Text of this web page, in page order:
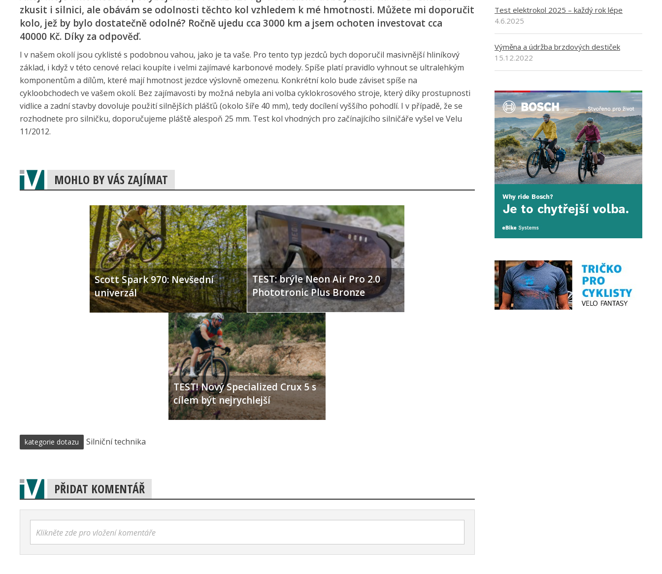
zkusit i silnici, ale obávám se odolnosti těchto kol vzhledem k mé hmotnosti. Můžete mi doporučit
kolo, jež by bylo dostatečně odolné? Ročně ujedu cca 3000 km a jsem ochoten investovat cca
40000 Kč. Díky za odpověď.
I v našem okolí jsou cyklisté s podobnou vahou, jako je ta vaše. Pro tento typ jezdců bych doporučil masivnější hliníkový
základ, i když v této cenové relaci koupíte i velmi zajímavé karbonové modely. Spíše platí pravidlo vyhnout se ultralehkým
komponentům a dílům, které mají hmotnost jezdce výslovně omezenu. Konkrétní kolo bude záviset spíše na
cykloobchodech ve vašem okolí. Bez zajímavosti by možná nebyla ani volba cyklokrosového stroje, který díky prostupnosti
vidlice a zadní stavby dovoluje použití silnějších plášťů (okolo šíře 40 mm), tedy docílení vyššího pohodlí. I v případě, že se
rozhodnete pro silničku, doporučujeme pláště alespoň 25 mm. Test kol vhodných pro začínajícího silničáře vyšel ve Velu
11/2012.
MOHLO BY VÁS ZAJÍMAT
Scott Spark 970: Nevšední
univerzál
TEST: brýle Neon Air Pro 2.0
Phototronic Plus Bronze
TEST! Nový Specialized Crux 5 s
cílem být nejrychlejší
kategorie dotazu Silniční technika
PŘIDAT KOMENTÁŘ
Klikněte zde pro vložení komentáře
Test elektrokol 2025 – každý rok lépe
4.6.2025
Výměna a údržba brzdových destiček
15.12.2022